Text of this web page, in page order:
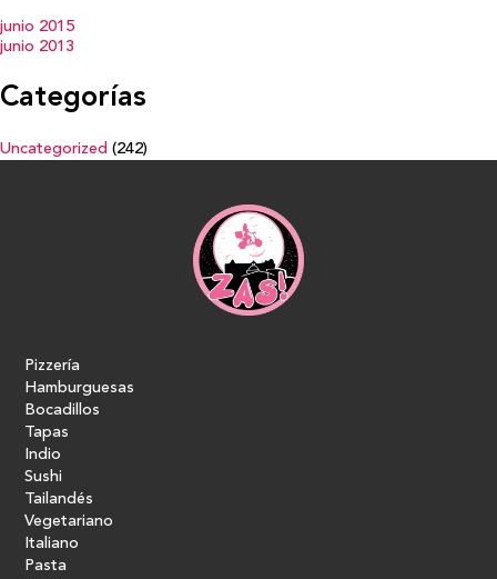
junio 2015
junio 2013
Categorías
Uncategorized (242)
Pizzería
Hamburguesas
Bocadillos
Tapas
Indio
Sushi
Tailandés
Vegetariano
Italiano
Pasta